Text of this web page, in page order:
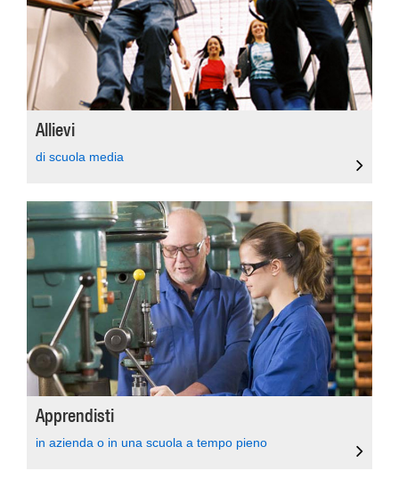
Allievi
di scuola media
Apprendisti
in azienda o in una scuola a tempo pieno